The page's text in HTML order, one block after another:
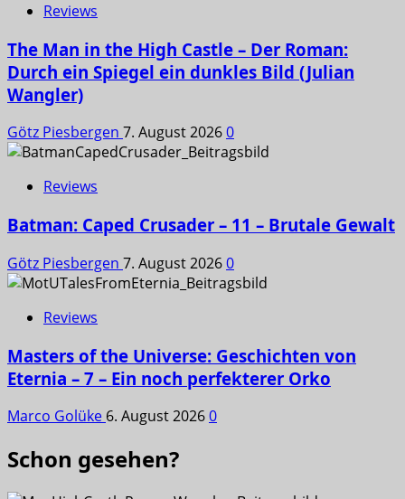
Reviews
The Man in the High Castle – Der Roman:
Durch ein Spiegel ein dunkles Bild (Julian
Wangler)
Götz Piesbergen 7. August 20260
Reviews
Batman: Caped Crusader – 11 – Brutale Gewalt
Götz Piesbergen 7. August 20260
Reviews
Masters of the Universe: Geschichten von
Eternia – 7 – Ein noch perfekterer Orko
Marco Golüke 6. August 20260
Schon gesehen?